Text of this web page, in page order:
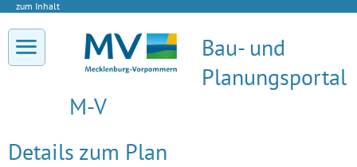
zum Inhalt
Bau- und
Planungsportal
M-V
Details zum Plan